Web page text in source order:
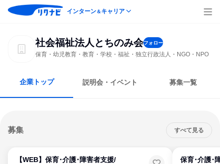
インターン＆キャリア
社会福祉法人とちのみ会フォロー
保育・幼児教育・教育・学校・福祉・独立行政法人・NGO・NPO
企業トップ 説明会・イベント 募集一覧
募集 すべて見る
【WEB】保育･介護･障害者支援/
保育･介護･